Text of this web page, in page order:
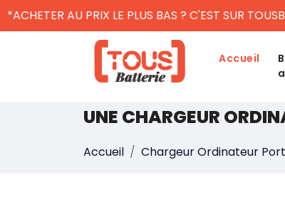
*ACHETER AU PRIX LE PLUS BAS ? C'EST SUR
Accueil
UNE CHARGEUR
Accueil Chargeur Ordinateur